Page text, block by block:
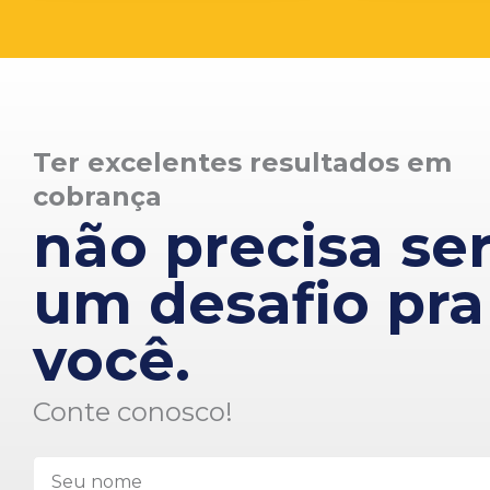
Ter excelentes resultados em
cobrança
não precisa
um desafio pra
você.
Conte conosco!